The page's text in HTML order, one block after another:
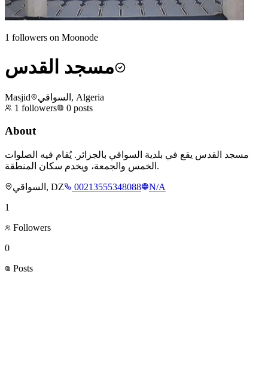
1 followers on Moonode
مسجد القدس
Masjid
السواقي, Algeria
1 followers 0 posts
About
مسجد القدس يقع في بلدية السواقي بالجزائر. يُقام فيه الصلوات
الخمس والجمعة، ويخدم سكان المنطقة.
السواقي, DZ 00213555348088
N/A
1
Followers
0
Posts